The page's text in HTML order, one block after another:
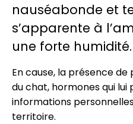
nauséabonde et
s’apparente à
une forte humidité.
En cause, la présence de
du chat, hormones qui
informations
territoire.